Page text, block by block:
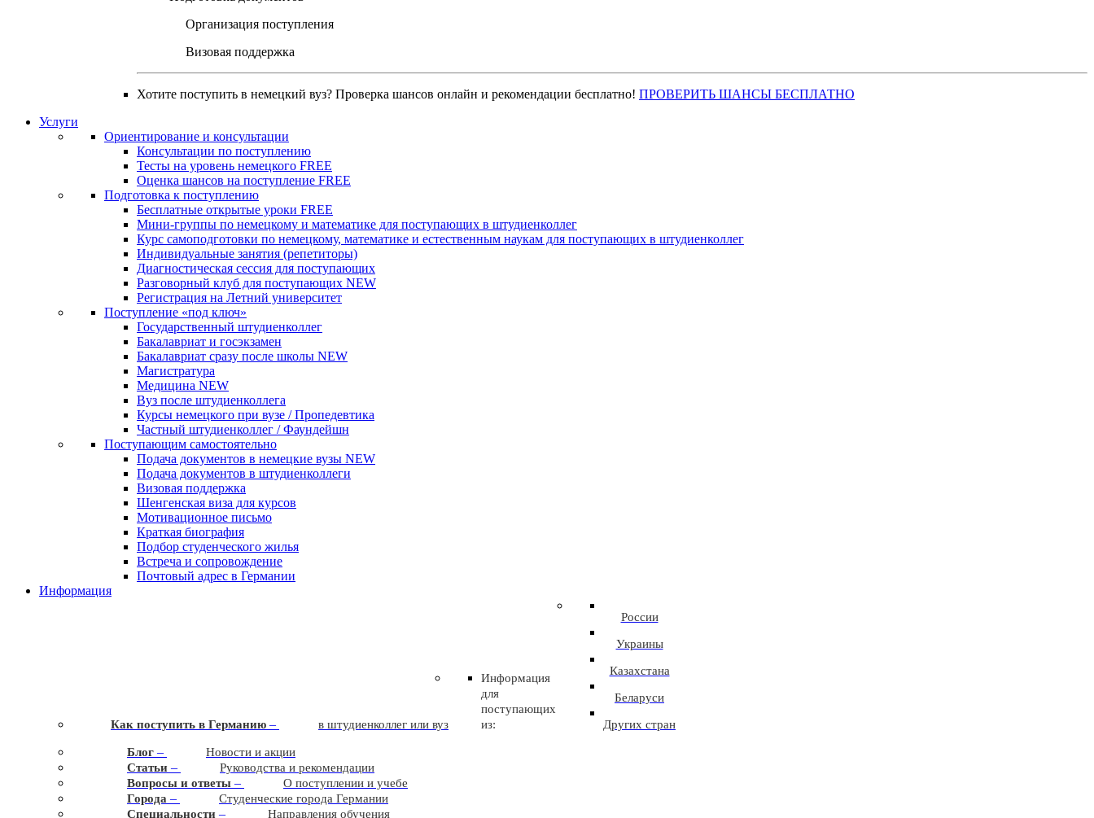
Организация поступления
Визовая поддержка
Хотите поступить в немецкий вуз? Проверка шансов онлайн и рекомендации бесплатно! ПРОВЕРИТЬ ШАНСЫ БЕСПЛАТНО
Услуги
Ориентирование и консультации
Консультации по поступлению
Тесты на уровень немецкого FREE
Оценка шансов на поступление FREE
Подготовка к поступлению
Бесплатные открытые уроки FREE
Мини-группы по немецкому и математике для поступающих в штудиенколлег
Курс самоподготовки по немецкому, математике и естественным наукам для поступающих в штудиенколлег
Индивидуальные занятия (репетиторы)
Диагностическая сессия для поступающих
Разговорный клуб для поступающих NEW
Регистрация на Летний университет
Поступление «под ключ»
Государственный штудиенколлег
Бакалавриат и госэкзамен
Бакалавриат сразу после школы NEW
Магистратура
Медицина NEW
Вуз после штудиенколлега
Курсы немецкого при вузе / Пропедевтика
Частный штудиенколлег / Фаундейшн
Поступающим самостоятельно
Подача документов в немецкие вузы NEW
Подача документов в штудиенколлеги
Визовая поддержка
Шенгенская виза для курсов
Мотивационное письмо
Краткая биография
Подбор студенческого жилья
Встреча и сопровождение
Почтовый адрес в Германии
Информация
Как поступить в Германию – в штудиенколлег или вуз
Информация
для
поступающих
из:
России
Украины
Казахстана
Беларуси
Других стран
Блог –
Новости и акции
Статьи –
Руководства и рекомендации
Вопросы и ответы –
О поступлении и учебе
Города –
Студенческие города Германии
Cпециальности –
Направления обучения